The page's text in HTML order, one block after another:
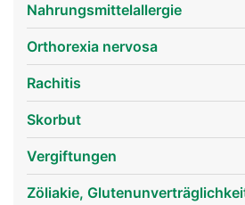
Nahrungsmittelallergie
Orthorexia nervosa
Rachitis
Skorbut
Vergiftungen
Zöliakie,